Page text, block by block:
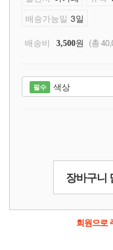
배송가능일 3일
배송비
3,500원 (총
필수 색상
장바구니
회원으로